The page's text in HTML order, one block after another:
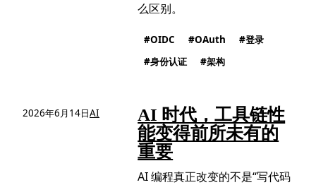
么区别。
OIDC OAuth
登录
身份认证
架构
2026年6月14日AI
AI 时代，工具链性
能变得前所未有的
重要
AI 编程真正改变的不是“写代码